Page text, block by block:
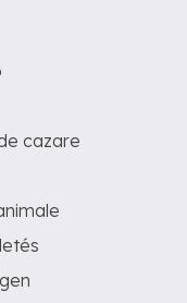
cazare